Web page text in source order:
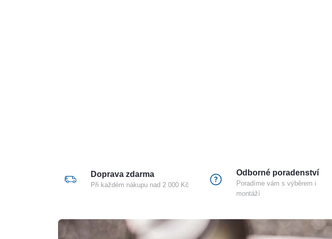
Doprava zdarma
Při každém nákupu nad 2 000 Kč
Odborné poradenství
Poradíme vám s výběrem i
montáží